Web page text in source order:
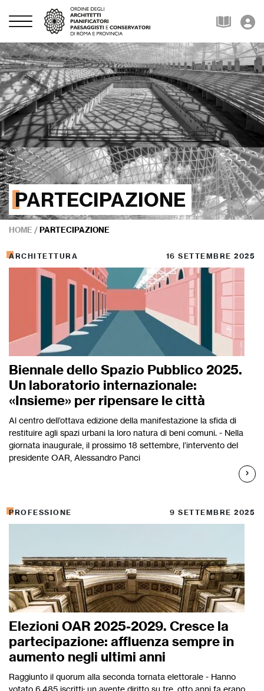
PARTECIPAZIONE
HOME /PARTECIPAZIONE
ARCHITETTURA 16 SETTEMBRE 2025
Biennale dello Spazio Pubblico 2025.
Un laboratorio internazionale:
«Insieme» per ripensare le città
Al centro dell’ottava edizione della manifestazione la sfida di
restituire agli spazi urbani la loro natura di beni comuni. - Nella
giornata inaugurale, il prossimo 18 settembre, l’intervento del
presidente OAR, Alessandro Panci
PROFESSIONE 9 SETTEMBRE 2025
Elezioni OAR 2025-2029. Cresce la
partecipazione: affluenza sempre in
aumento negli ultimi anni
Raggiunto il quorum alla seconda tornata elettorale - Hanno
votato 6.485 iscritti: un avente diritto su tre, otto anni fa erano